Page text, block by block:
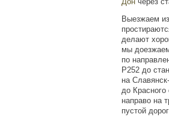
Выезжаем
делают
мы
по
Р252 до
на
до Красного
направо на
пустой